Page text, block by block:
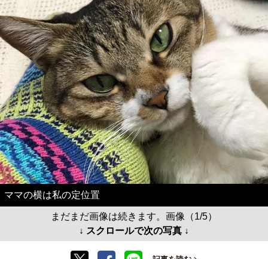
ママの横は私の定位置
まだまだ画像は続きます。画像（1/5）
↓ スクロールで次の写真 ↓